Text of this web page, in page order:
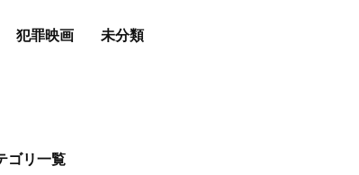
犯罪映画 未分類
ゴリ一覧